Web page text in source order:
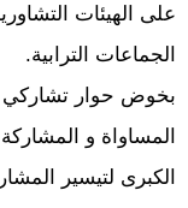
على الهيئات
الجماعات الترابية.
بخوض حوار تشاركي
المساواة و
الكبرى لتيسير